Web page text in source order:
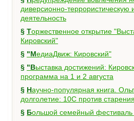
диверсионно-террористическую
деятельность
§ Торжественное открытие "Выставки достижений:
Кировский"
§
"МедиаДвиж: Кировский"
§ "Выставка достижений: Кировский": культурная
программа на 1 и 2 августа
§ Научно-популярная книга. Ольга Шестова "Красивое
долголетие: 10C против
§
Большой семейный